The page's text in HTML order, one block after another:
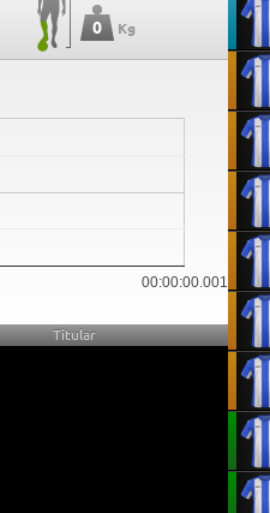
0 Kg
00:00:00.001
Titular